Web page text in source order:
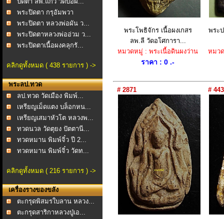
พระปิดตา กรุอัมพวา
พระปิดตา หลวงพ่อผัน ว...
พระปิดตาหลวงพ่ออ่วม ว...
พระปิดตาเนื้อผงคลุกรั...
คลิกดูทั้งหมด ( 438 รายการ ) ->
พระลป.ทวด
ลป.ทวด วัดเมือง พิมพ์...
เหรียญเม็ดแตง บล็อกหน...
เหรียญเสมาหัวโต หลวงพ...
ทวดนวล วัดตุยง ปัตตานี...
ทวดหมาน พิมพ์จิ๋ว ปี 2...
ทวดหมาน พิมพ์จิ๋ว วัดท...
คลิกดูทั้งหมด ( 216 รายการ ) ->
เครื่องรางของขลัง
ตะกรุดพิสมรใบลาน หลวง...
ตะกรุดสาริกาหลวงปู่เอ...
พระโพธิจักร เนื้อผงเกสร
ลพ.ลี วัดอโศการา...
หมวดหมู่ : พระเนื้อดินผงว่าน
ราคา : 0 .-
พระ
หมว
# 2871 #